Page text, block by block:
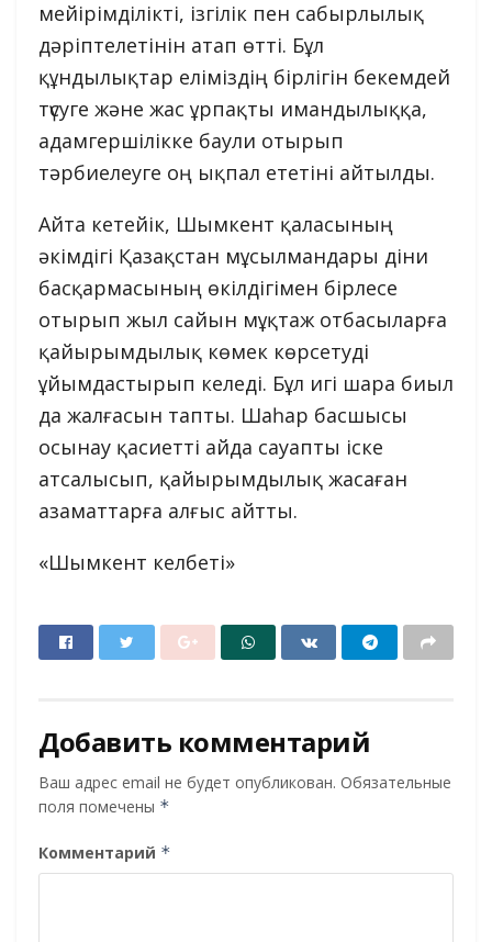
мейірімділікті, ізгілік пен сабырлылық
дәріптелетінін атап өтті. Бұл
құндылықтар еліміздің бірлігін бекемдей
түсуге және жас ұрпақты имандылыққа,
адамгершілікке баули отырып
тәрбиелеуге оң ықпал ететіні айтылды.
Айта кетейік, Шымкент қаласының
әкімдігі Қазақстан мұсылмандары діни
басқармасының өкілдігімен бірлесе
отырып жыл сайын мұқтаж отбасыларға
қайырымдылық көмек көрсетуді
ұйымдастырып келеді. Бұл игі шара биыл
да жалғасын тапты. Шаһар басшысы
осынау қасиетті айда сауапты іске
атсалысып, қайырымдылық жасаған
азаматтарға алғыс айтты.
«Шымкент келбеті»
Добавить комментарий
Ваш адрес email не будет опубликован. Обязательные
поля помечены *
Комментарий *